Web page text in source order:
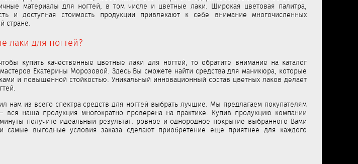
материалы для ногтей, в том числе и цветные лаки. Широкая цветовая палитра,
и доступная стоимость продукции привлекают к себе внимание многочисленных
стране.
лаки для ногтей?
купить качественные цветные лаки для ногтей, то обратите внимание на каталог
Екатерины Морозовой. Здесь Вы сможете найти средства для маникюра, которые
и повышенной стойкостью. Уникальный инновационный состав цветных лаков делает
нам из всего спектра средств для ногтей выбрать лучшие. Мы предлагаем покупателям
вся наша продукция многократно проверена на практике. Купив продукцию компании
получите идеальный результат: ровное и однородное покрытие выбранного Вами
и самые выгодные условия заказа сделают приобретение еще приятнее для каждого